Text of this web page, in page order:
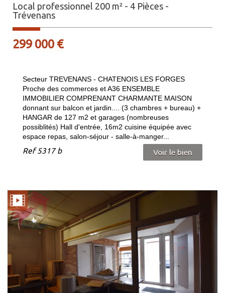
Local professionnel 200 m² - 4 Pièces -
Trévenans
299 000 €
Secteur TREVENANS - CHATENOIS LES FORGES
Proche des commerces et A36 ENSEMBLE
IMMOBILIER COMPRENANT CHARMANTE MAISON
donnant sur balcon et jardin.... (3 chambres + bureau) +
HANGAR de 127 m2 et garages (nombreuses
possiblités) Hall d'entrée, 16m2 cuisine équipée avec
espace repas, salon-séjour - salle-à-manger...
Ref5317 b Voir le bien